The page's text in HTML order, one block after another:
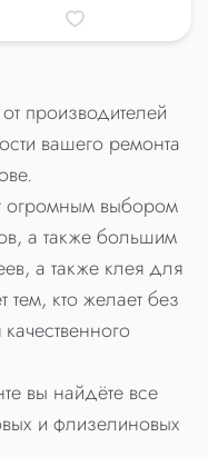
производителей
вашего ремонта
огромным выбором
а также большим
а также клея для
кто желает без
вы найдёте все
и флизелиновых